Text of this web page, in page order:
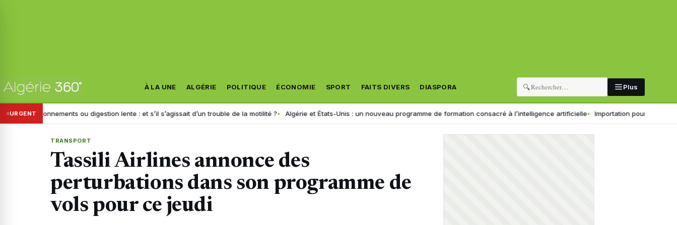
À LA UNE ALGÉRIE POLITIQUE ÉCONOMIE SPORT FAITS DIVERS DIASPORA 🔍 Plus
URGENTou digestion lente : et s’il s’agissait d’un trouble de la motilité ? Algérie et États-Unis : un nouveau programme de formation consacré à l’intelligence artificielle Importation pour la revente en l’état :
TRANSPORT
Tassili Airlines annonce des
perturbations dans son programme de
vols pour ce jeudi